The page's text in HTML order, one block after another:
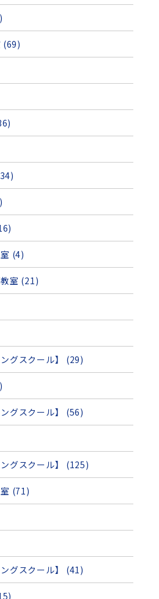
(69)
(4)
室 (21)
グスクール】 (29)
グスクール】 (56)
グスクール】 (125)
(71)
グスクール】 (41)